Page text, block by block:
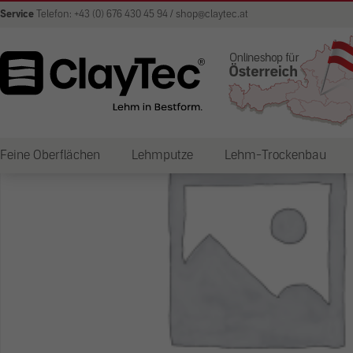
Service Telefon: +43 (0) 676 430 45 94 / shop@claytec.at
Feine Oberflächen Lehmputze Lehm-Trockenbau